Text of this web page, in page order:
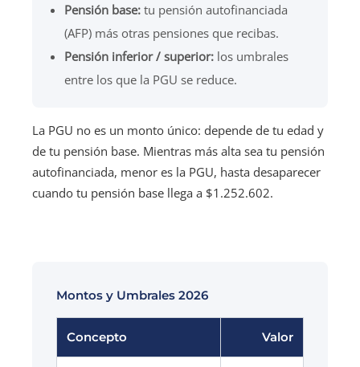
Pensión base: tu pensión autofinanciada
(AFP) más otras pensiones que recibas.
Pensión inferior / superior: los umbrales
entre los que la PGU se reduce.
La PGU no es un monto único: depende de tu edad y
de tu pensión base. Mientras más alta sea tu pensión
autofinanciada, menor es la PGU, hasta desaparecer
cuando tu pensión base llega a $1.252.602.
Montos y Umbrales 2026
Concepto Valor